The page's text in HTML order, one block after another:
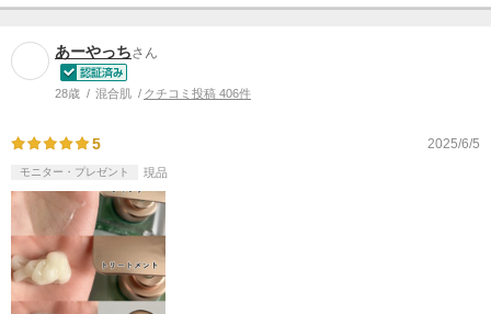
あーやっちさん
28歳 混合肌 クチコミ投稿 406件
5 2025/6/5
モニター・プレゼント 現品